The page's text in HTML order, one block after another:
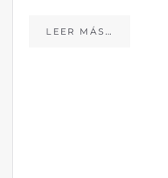
LEER MÁS…